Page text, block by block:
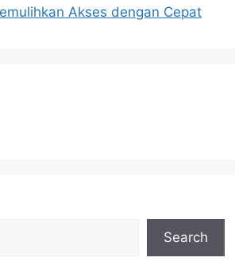
Akses dengan Cepat
Search